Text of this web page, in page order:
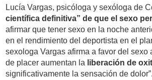
Lucía Vargas, psicóloga y sexóloga de
científica definitiva” de que el sexo
afirmar que tener sexo en la noche
en el rendimiento del deportista en el
sexologa Vargas afirma a favor del sexo
de placer aumentan la liberación de
significativamente la sensación de dolor”.